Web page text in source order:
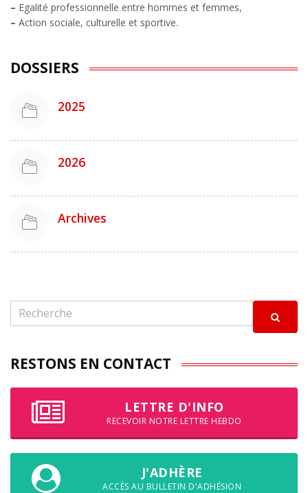
– Egalité professionnelle entre hommes et femmes,
– Action sociale, culturelle et sportive.
DOSSIERS
2025
2026
Archives
RESTONS EN CONTACT
LETTRE D'INFO
RECEVOIR NOTRE LETTRE HEBDO
J'ADHÈRE
ACCÈS AU BULLETIN D'ADHÉSION